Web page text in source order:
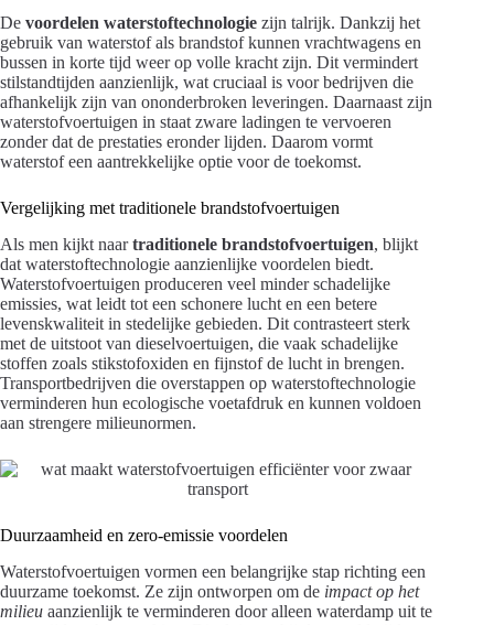
De voordelen waterstoftechnologie zijn talrijk. Dankzij het
gebruik van waterstof als brandstof kunnen vrachtwagens en
bussen in korte tijd weer op volle kracht zijn. Dit vermindert
stilstandtijden aanzienlijk, wat cruciaal is voor bedrijven die
afhankelijk zijn van ononderbroken leveringen. Daarnaast zijn
waterstofvoertuigen in staat zware ladingen te vervoeren
zonder dat de prestaties eronder lijden. Daarom vormt
waterstof een aantrekkelijke optie voor de toekomst.
Vergelijking met traditionele brandstofvoertuigen
Als men kijkt naartraditionele brandstofvoertuigen, blijkt
dat waterstoftechnologie aanzienlijke voordelen biedt.
Waterstofvoertuigen produceren veel minder schadelijke
emissies, wat leidt tot een schonere lucht en een betere
levenskwaliteit in stedelijke gebieden. Dit contrasteert sterk
met de uitstoot van dieselvoertuigen, die vaak schadelijke
stoffen zoals stikstofoxiden en fijnstof de lucht in brengen.
Transportbedrijven die overstappen op waterstoftechnologie
verminderen hun ecologische voetafdruk en kunnen voldoen
aan strengere milieunormen.
Duurzaamheid en zero-emissie voordelen
Waterstofvoertuigen vormen een belangrijke stap richting een
duurzame toekomst. Ze zijn ontworpen om de impact op het
milieu aanzienlijk te verminderen door alleen waterdamp uit te